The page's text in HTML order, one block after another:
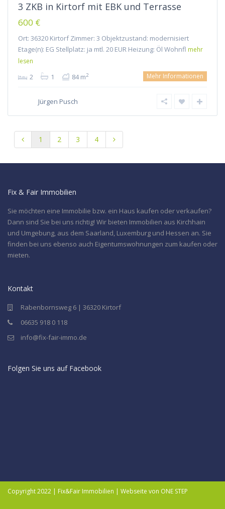
3 ZKB in Kirtorf mit EBK und Terrasse
600 €
Ort: 36320 Kirtorf Zimmer: 3 Objektzustand: modernisiert
Etage(n): EG Stellplatz: ja mtl. 20 EUR Heizung: Öl Wohnfl mehr
lesen
2 1 84 m2 Mehr Informationen
Jürgen Pusch
1 2 3 4
Fix & Fair Immobilien
Sie möchten eine Immobilie bzw. ein Haus kaufen oder verkaufen?
Dann sind Sie bei uns richtig! Wir bieten Immobilien aus Kirchhain
und Umgebung, aus dem Saarland, Luxemburg und Hessen an. Sie
finden bei uns ebenso auch Eigentumswohnungen zum kaufen oder
mieten.
Kontakt
Rabenbornsweg 6 | 36320 Kirtorf
06635 918 0 118
info@fix-fair-immo.de
Folgen Sie uns auf Facebook
Copyright 2022 | Fix&Fair Immobilien | Webseite von ONE STEP